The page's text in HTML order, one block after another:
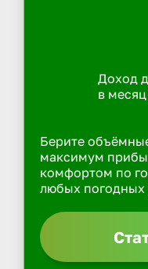
Доход
в месяц
Берите
максимум
комфортом по
любых погодных